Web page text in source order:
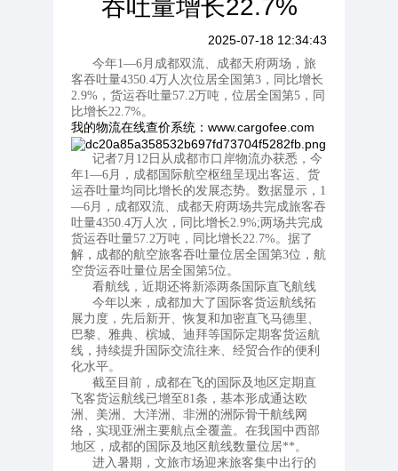
吞吐量增长22.7%
2025-07-18 12:34:43
今年1—6月成都双流、成都天府两场，旅
客吞吐量4350.4万人次位居全国第3，同比增长
2.9%，货运吞吐量57.2万吨，位居全国第5，同
比增长22.7%。
我的物流在线查价系统：www.cargofee.com
记者7月12日从成都市口岸物流办获悉，今
年1—6月，成都国际航空枢纽呈现出客运、货
运吞吐量均同比增长的发展态势。数据显示，1
—6月，成都双流、成都天府两场共完成旅客吞
吐量4350.4万人次，同比增长2.9%;两场共完成
货运吞吐量57.2万吨，同比增长22.7%。据了
解，成都的航空旅客吞吐量位居全国第3位，航
空货运吞吐量位居全国第5位。
看航线，近期还将新添两条国际直飞航线
今年以来，成都加大了国际客货运航线拓
展力度，先后新开、恢复和加密直飞马德里、
巴黎、雅典、槟城、迪拜等国际定期客货运航
线，持续提升国际交流往来、经贸合作的便利
化水平。
截至目前，成都在飞的国际及地区定期直
飞客货运航线已增至81条，基本形成通达欧
洲、美洲、大洋洲、非洲的洲际骨干航线网
络，实现亚洲主要航点全覆盖。在我国中西部
地区，成都的国际及地区航线数量位居**。
进入暑期，文旅市场迎来旅客集中出行的